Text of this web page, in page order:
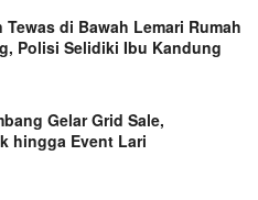
Tewas di Bawah Lemari Rumah
Polisi Selidiki Ibu Kandung
Gelar Grid Sale,
hingga Event Lari